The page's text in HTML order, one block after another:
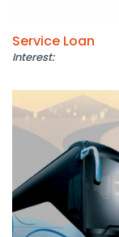
Service Loan
Interest: